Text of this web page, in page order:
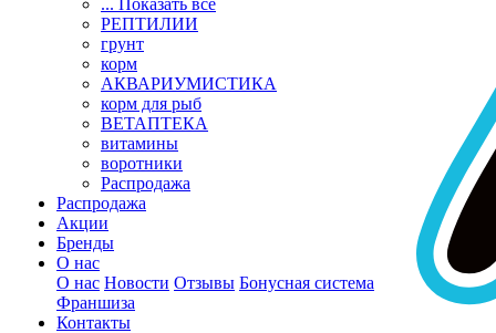
... Показать все
РЕПТИЛИИ
грунт
корм
АКВАРИУМИСТИКА
корм для рыб
ВЕТАПТЕКА
витамины
воротники
Распродажа
Распродажа
Акции
Бренды
О нас
О нас Новости Отзывы Бонусная система
Франшиза
Контакты